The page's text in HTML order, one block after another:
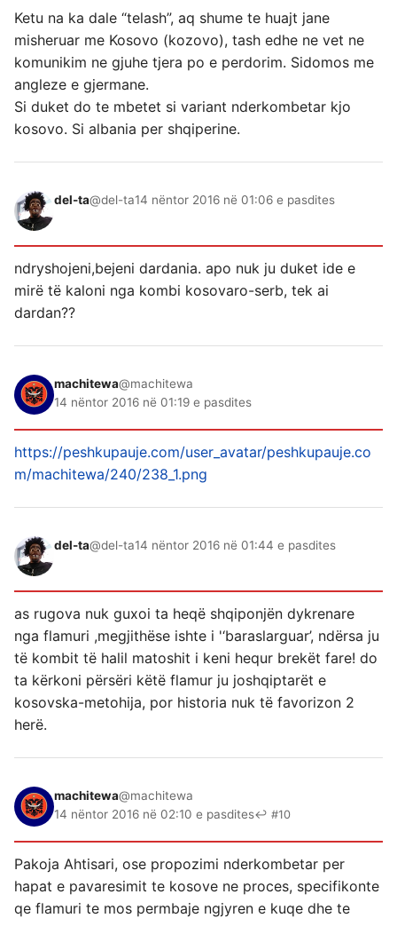
Ketu na ka dale “telash”, aq shume te huajt jane
misheruar me Kosovo (kozovo), tash edhe ne vet ne
komunikim ne gjuhe tjera po e perdorim. Sidomos me
angleze e gjermane.
Si duket do te mbetet si variant nderkombetar kjo
kosovo. Si albania per shqiperine.
del-ta@del-ta14 nëntor 2016 në 01:06 e pasdites
ndryshojeni,bejeni dardania. apo nuk ju duket ide e
mirë të kaloni nga kombi kosovaro-serb, tek ai
dardan??
machitewa@machitewa
14 nëntor 2016 në 01:19 e pasdites
https://peshkupauje.com/user_avatar/peshkupauje.co
m/machitewa/240/238_1.png
del-ta@del-ta14 nëntor 2016 në 01:44 e pasdites
as rugova nuk guxoi ta heqë shqiponjën dykrenare
nga flamuri ,megjithëse ishte i '‘baraslarguar’, ndërsa ju
të kombit të halil matoshit i keni hequr brekët fare! do
ta kërkoni përsëri këtë flamur ju joshqiptarët e
kosovska-metohija, por historia nuk të favorizon 2
herë.
machitewa@machitewa
14 nëntor 2016 në 02:10 e pasdites↩ #10
Pakoja Ahtisari, ose propozimi nderkombetar per
hapat e pavaresimit te kosove ne proces, specifikonte
qe flamuri te mos permbaje ngjyren e kuqe dhe te